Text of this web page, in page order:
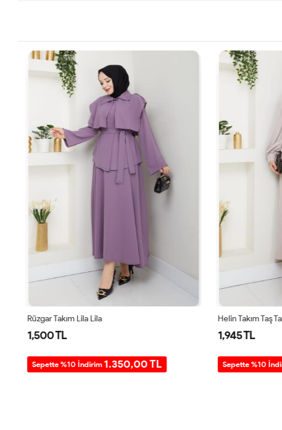
Rüzgar Takım Lila Lila
1,500 TL
Sepette %10 İndirim 1.350,00 TL
Helin Takım Taş
1,945 TL
Sepette %10